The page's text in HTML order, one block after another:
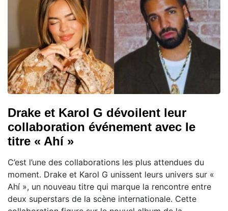
Drake et Karol G dévoilent leur
collaboration événement avec le
titre « Ahí »
C’est l’une des collaborations les plus attendues du
moment. Drake et Karol G unissent leurs univers sur «
Ahí », un nouveau titre qui marque la rencontre entre
deux superstars de la scène internationale. Cette